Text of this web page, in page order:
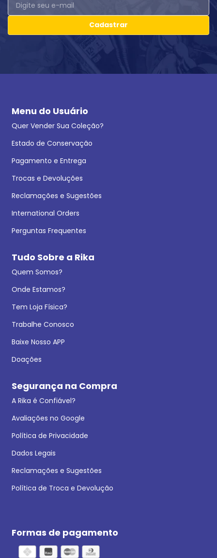
Cadastrar
Menu do Usuário
Quer Vender Sua Coleção?
Estado de Conservação
Pagamento e Entrega
Trocas e Devoluções
Reclamações e Sugestões
International Orders
Perguntas Frequentes
Tudo Sobre a Rika
Quem Somos?
Onde Estamos?
Tem Loja Física?
Trabalhe Conosco
Baixe Nosso APP
Doações
Segurança na Compra
A Rika é Confiável?
Avaliações no Google
Política de Privacidade
Dados Legais
Reclamações e Sugestões
Política de Troca e Devolução
Formas de pagamento